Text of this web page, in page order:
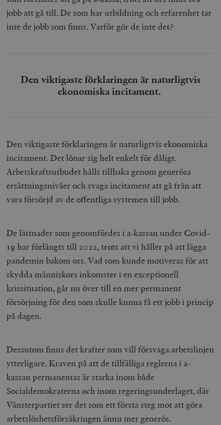
jobb att gå till. De som har utbildning och erfarenhet tar
inte de jobb som finns. Varför gör de inte det?
Den viktigaste förklaringen är naturligtvis
ekonomiska incitament.
Den viktigaste förklaringen är naturligtvis ekonomiska
incitament. Det lönar sig helt enkelt för dåligt.
Arbetskraftsutbudet hålls tillbaka genom generösa
ersättningsnivåer och svaga incitament att gå från att
vara försörjd av de offentliga systemen till jobb.
De lättnader som genomfördes i a-kassan under Covid-
19 har förlängts till 2022, trots att vi håller på att lägga
pandemin bakom oss. Vad som kunde motiveras för att
skydda människors inkomster i en exceptionell
krissituation, går nu över till en mer permanent
försörjning för den som skulle kunna få ett jobb i princip
på dagen.
Dessutom finns det krafter som vill försvaga arbetslinjen
ytterligare. Kraven på att de tillfälliga reglerna i a-
kassan permanentas är starka inom både
Socialdemokraterna och inom regeringsunderlaget, där
Vänsterpartiet ser det som ett första steg mot att göra
arbetslöshetsförsäkringen ännu mer generös.